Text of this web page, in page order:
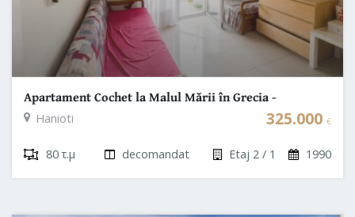
Apartament Cochet la Malul Mării în Grecia -
Oportunitate de Investitie
Hanioti 325.000 €
80 τ.μ decomandat Etaj 2 / 1 1990